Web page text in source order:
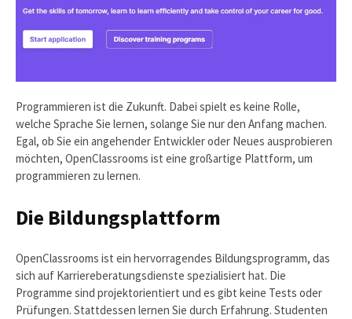
Programmieren ist die Zukunft. Dabei spielt es keine Rolle,
welche Sprache Sie lernen, solange Sie nur den Anfang machen.
Egal, ob Sie ein angehender Entwickler oder Neues ausprobieren
möchten, OpenClassrooms ist eine großartige Plattform, um
programmieren zu lernen.
Die Bildungsplattform
OpenClassrooms ist ein hervorragendes Bildungsprogramm, das
sich auf Karriereberatungsdienste spezialisiert hat. Die
Programme sind projektorientiert und es gibt keine Tests oder
Prüfungen. Stattdessen lernen Sie durch Erfahrung. Studenten